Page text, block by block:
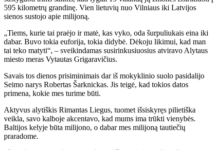
595 kilometrų grandinę. Vien lietuvių nuo Vilniaus iki Latvijos
sienos sustojo apie milijoną.
„Tiems, kurie tai praėjo ir matė, kas vyko, oda šurpuliukais eina iki
dabar. Buvo tokia euforija, tokia didybė. Dėkoju likimui, kad man
tai teko matyti“, – sveikindamas susirinkusiuosius atviravo Alytaus
miesto meras Vytautas Grigaravičius.
Savais tos dienos prisiminimais dar iš mokyklinio suolo pasidalijo
Seimo narys Robertas Šarknickas. Jis teigė, kad tokios datos
primena, kokie mes turime būti.
Aktyvus alytiškis Rimantas Liegus, tuomet išsiskyręs pilietiška
veikla, savo kalboje akcentavo, kad mums ima trūkti vienybės.
Baltijos kelyje būta milijono, o dabar mes milijoną tautiečių
praradome.